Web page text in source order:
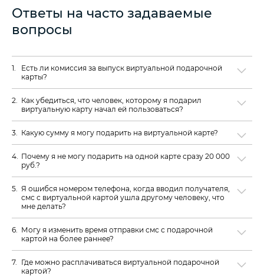
Ответы на часто задаваемые
вопросы
Есть ли комиссия за выпуск виртуальной подарочной
карты?
Как убедиться, что человек, которому я подарил
виртуальную карту начал ей пользоваться?
Какую сумму я могу подарить на виртуальной карте?
Почему я не могу подарить на одной карте сразу 20 000
руб.?
Я ошибся номером телефона, когда вводил получателя,
смс с виртуальной картой ушла другому человеку, что
мне делать?
Могу я изменить время отправки смс с подарочной
картой на более раннее?
Где можно расплачиваться виртуальной подарочной
картой?